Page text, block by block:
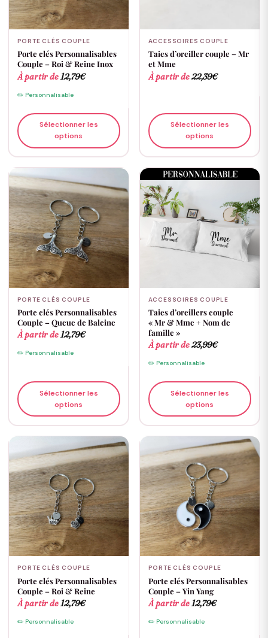
PORTE CLÉS COUPLE
Porte clés Personnalisables
Couple – Roi & Reine Inox
À partir de12,79€
✏️ Personnalisable
Sélectionner les
options
ACCESSOIRES COUPLE
Taies d’oreiller couple – Mr
et Mme
À partir de22,39€
Sélectionner les
options
PORTE CLÉS COUPLE
Porte clés Personnalisables
Couple – Queue de Baleine
À partir de12,79€
✏️ Personnalisable
Sélectionner les
options
ACCESSOIRES COUPLE
Taies d’oreillers couple
« Mr & Mme + Nom de
famille »
À partir de23,99€
✏️ Personnalisable
Sélectionner les
options
PORTE CLÉS COUPLE
Porte clés Personnalisables
Couple – Roi & Reine
À partir de12,79€
✏️ Personnalisable
PORTE CLÉS COUPLE
Porte clés Personnalisables
Couple – Yin Yang
À partir de12,79€
✏️ Personnalisable